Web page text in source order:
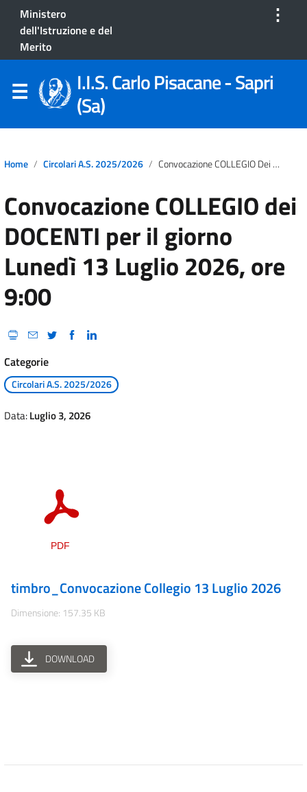
Ministero
dell'Istruzione e del
Merito
⋮
I.I.S. Carlo Pisacane - Sapri
(Sa)
Home Circolari A.S. 2025/2026 Convocazione COLLEGIO Dei DOCENTI Per Il Giorno Lunedì 13 Luglio 2026, Ore 9:00
Convocazione COLLEGIO dei
DOCENTI per il giorno
Lunedì 13 Luglio 2026, ore
9:00
Categorie
Circolari A.S. 2025/2026
Data:Luglio 3, 2026
timbro_Convocazione Collegio 13 Luglio 2026
Dimensione: 157.35 KB
DOWNLOAD